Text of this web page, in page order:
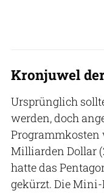
Kronjuwel
Ursprünglich
werden, doch
Programmkosten
Milliarden Dollar
hatte das
gekürzt. Die